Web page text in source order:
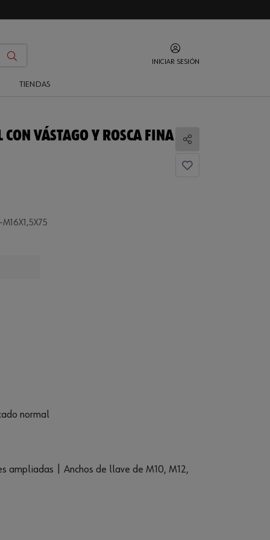
INICIAR SESIÓN
TIENDAS
CON VÁSTAGO Y ROSCA FINA
Compartir
normal
ampliadas | Anchos de llave de M10, M12,